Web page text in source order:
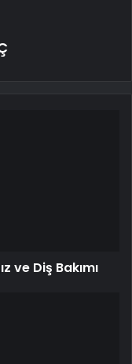
ve Diş Bakımı